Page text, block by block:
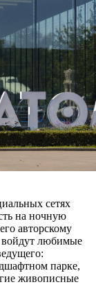
сетях
на ночную
авторскому
войдут любимые
парке,
живописные